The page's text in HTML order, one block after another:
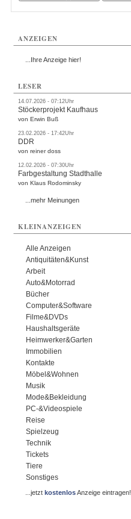
ANZEIGEN
...Ihre Anzeige hier!
LESER
14.07.2026 - 07:12Uhr
Stöckerprojekt Kaufhaus
von Erwin Buß
23.02.2026 - 17:42Uhr
DDR
von reiner doss
12.02.2026 - 07:30Uhr
Farbgestaltung Stadthalle
von Klaus Rodominsky
...mehr Meinungen
KLEINANZEIGEN
Alle Anzeigen
Antiquitäten&Kunst
Arbeit
Auto&Motorrad
Bücher
Computer&Software
Filme&DVDs
Haushaltsgeräte
Heimwerker&Garten
Immobilien
Kontakte
Möbel&Wohnen
Musik
Mode&Bekleidung
PC-&Videospiele
Reise
Spielzeug
Technik
Tickets
Tiere
Sonstiges
...jetztkostenlosAnzeige eintragen!